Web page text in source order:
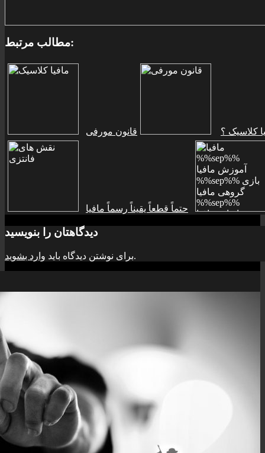
مطالب مرتبط:
کلاسيک ؟
حتماً قطعاً یقیناً رسماً مافيا
دیدگاهتان را بنویسید
برای نوشتن دیدگاه باید وارد بشوید .